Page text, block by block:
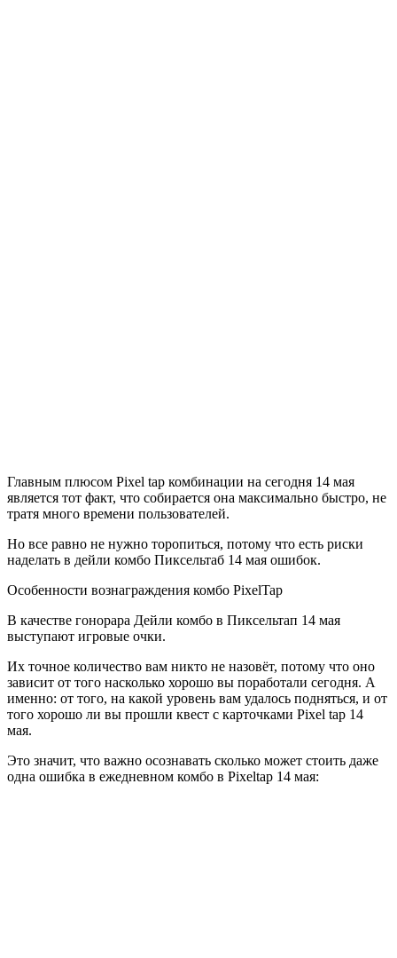
Главным плюсом Pixel tap комбинации на сегодня 14 мая
является тот факт, что собирается она максимально быстро, не
тратя много времени пользователей.
Но все равно не нужно торопиться, потому что есть риски
наделать в дейли комбо Пиксельтаб 14 мая ошибок.
Особенности вознаграждения комбо PixelTap
В качестве гонорара Дейли комбо в Пиксельтап 14 мая
выступают игровые очки.
Их точное количество вам никто не назовёт, потому что оно
зависит от того насколько хорошо вы поработали сегодня. А
именно: от того, на какой уровень вам удалось подняться, и от
того хорошо ли вы прошли квест с карточками Pixel tap 14
мая.
Это значит, что важно осознавать сколько может стоить даже
одна ошибка в ежедневном комбо в Pixeltap 14 мая: